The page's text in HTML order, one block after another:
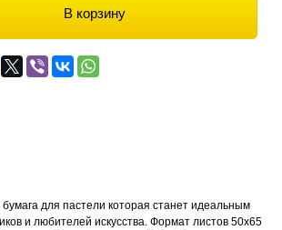
В корзину
для пастели которая станет идеальным
и любителей искусства. Формат листов 50x65